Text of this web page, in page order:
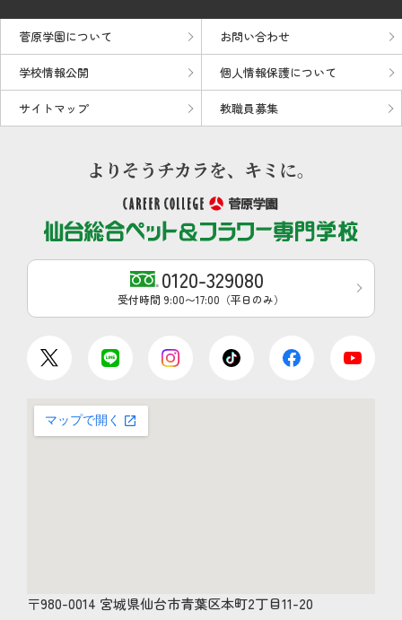
菅原学園について お問い合わせ
学校情報公開 個人情報保護について
サイトマップ 教職員募集
0120-329080
受付時間 9:00〜17:00（平日のみ）
〒980-0014 宮城県仙台市青葉区本町2丁目11-20